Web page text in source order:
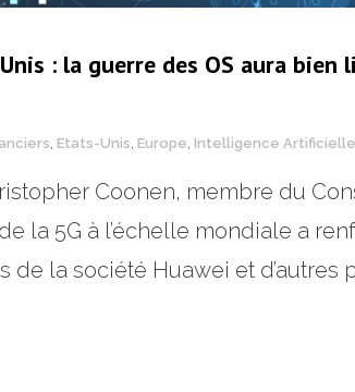
: la guerre des OS aura bien
Etats-Unis Europe Intelligence Artificielle
Coonen, membre du
la 5G à l’échelle mondiale a
la société Huawei et d’autres